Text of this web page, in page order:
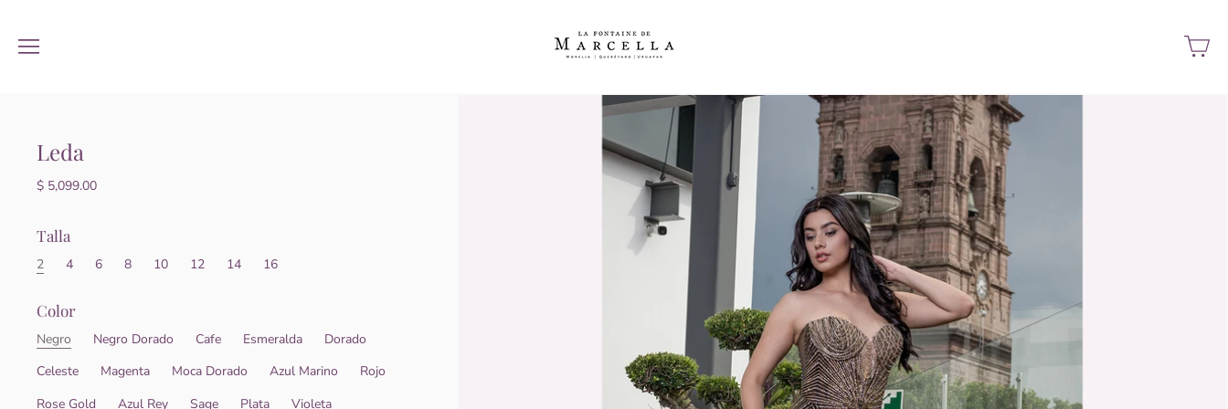
Leda
$ 5,099.00
Talla
2 4 6 8 10 12 14 16
Color
Negro Negro Dorado Cafe Esmeralda
Dorado
Celeste
Magenta Moca Dorado Azul Marino
Rojo
Rose Gold
Azul Rey Sage Plata Violeta